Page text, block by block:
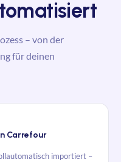
– von der
für deinen
Carrefour
importiert –